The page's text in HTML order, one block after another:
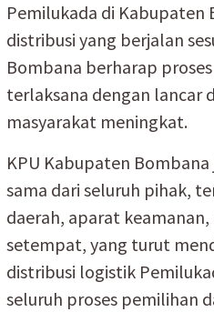
Pemilukada di Kabupaten
distribusi yang berjalan
Bombana berharap
terlaksana dengan lancar
masyarakat meningkat.
KPU Kabupaten
sama dari seluruh pihak,
daerah, aparat
setempat, yang turut
distribusi logistik
seluruh proses pemilihan